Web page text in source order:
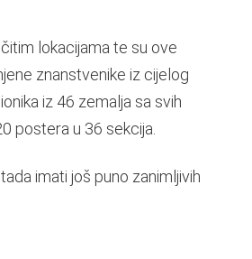
lokacijama te su ove
znanstvenike iz cijelog
iz 46 zemalja sa svih
postera u 36 sekcija.
imati još puno zanimljivih